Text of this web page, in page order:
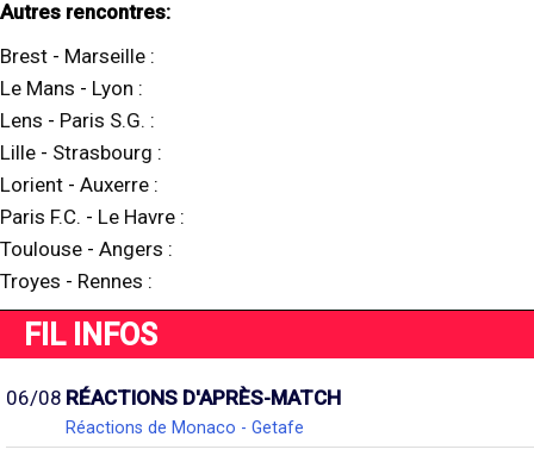
Autres rencontres:
Brest - Marseille :
Le Mans - Lyon :
Lens - Paris S.G. :
Lille - Strasbourg :
Lorient - Auxerre :
Paris F.C. - Le Havre :
Toulouse - Angers :
Troyes - Rennes :
FIL INFOS
06/08 RÉACTIONS D'APRÈS-MATCH
Réactions de Monaco - Getafe